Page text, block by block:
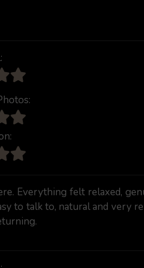
Everything felt relaxed,
to talk to, natural and very